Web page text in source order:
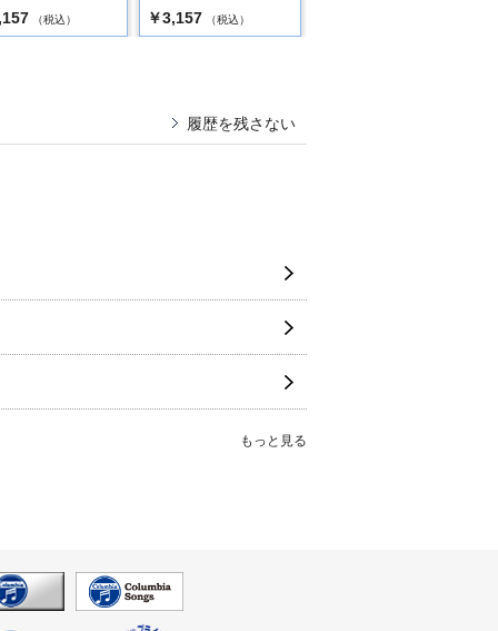
（税込）
￥3,157
（税込）
履歴を残さない
もっと見る